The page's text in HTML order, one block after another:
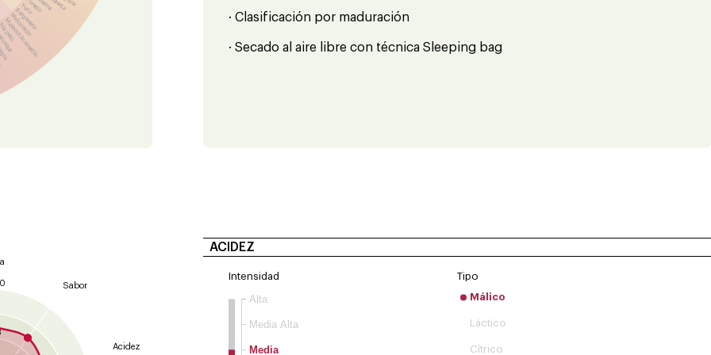
Pomelo
Yuzu
Bergamota
Melocotón
Melocotón amarillo · Clasificación por maduración
· Secado al aire libre con técnica Sleeping bag
Sabor
Acidez
ACIDEZ
Intensidad
Media
Media Alta
Alta
Tipo
Málico
Láctico
Cítrico